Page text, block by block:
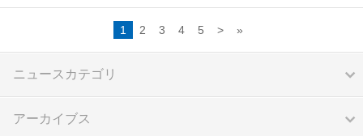
1 2 3 4 5 > »
ニュースカテゴリ
アーカイブス